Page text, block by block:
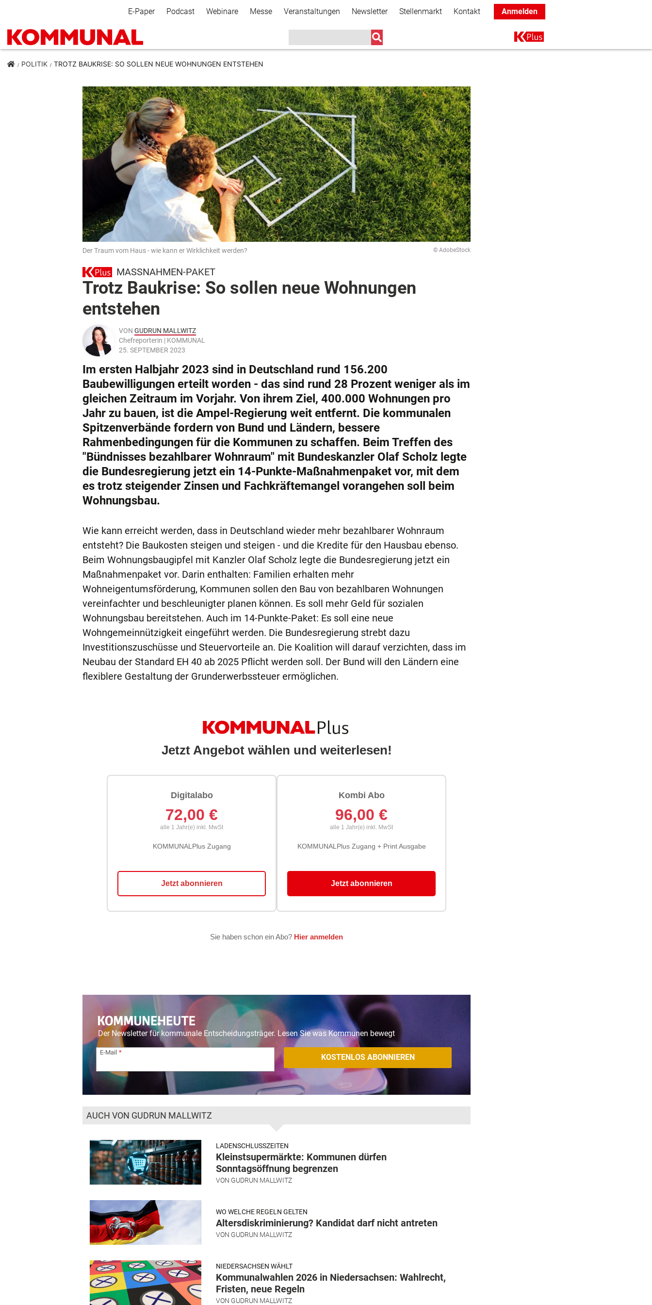
zum
Inhalt
Secondary Navigation
E-Paper Podcast Webinare Messe Veranstaltungen Newsletter Stellenmarkt Kontakt Anmelden
Main navigation
K+
POLITIK TROTZ BAUKRISE: SO SOLLEN NEUE WOHNUNGEN ENTSTEHEN
Der Traum vom Haus - wie kann er Wirklichkeit werden? © AdobeStock
MASSNAHMEN-PAKET
Trotz Baukrise: So sollen neue Wohnungen
entstehen
VON GUDRUN MALLWITZ
Chefreporterin | KOMMUNAL
25. SEPTEMBER 2023
Im ersten Halbjahr 2023 sind in Deutschland rund 156.200
Baubewilligungen erteilt worden - das sind rund 28 Prozent weniger als im
gleichen Zeitraum im Vorjahr. Von ihrem Ziel, 400.000 Wohnungen pro
Jahr zu bauen, ist die Ampel-Regierung weit entfernt. Die kommunalen
Spitzenverbände fordern von Bund und Ländern, bessere
Rahmenbedingungen für die Kommunen zu schaffen. Beim Treffen des
"Bündnisses bezahlbarer Wohnraum" mit Bundeskanzler Olaf Scholz legte
die Bundesregierung jetzt ein 14-Punkte-Maßnahmenpaket vor, mit dem
es trotz steigender Zinsen und Fachkräftemangel vorangehen soll beim
Wohnungsbau.
Wie kann erreicht werden, dass in Deutschland wieder mehr bezahlbarer Wohnraum
entsteht? Die Baukosten steigen und steigen - und die Kredite für den Hausbau ebenso.
Beim Wohnungsbaugipfel mit Kanzler Olaf Scholz legte die Bundesregierung jetzt ein
Maßnahmenpaket vor. Darin enthalten: Familien erhalten mehr
Wohneigentumsförderung, Kommunen sollen den Bau von bezahlbaren Wohnungen
vereinfachter und beschleunigter planen können. Es soll mehr Geld für sozialen
Wohnungsbau bereitstehen. Auch im 14-Punkte-Paket: Es soll eine neue
Wohngemeinnützigkeit eingeführt werden. Die Bundesregierung strebt dazu
Investitionszuschüsse und Steuervorteile an. Die Koalition will darauf verzichten, dass im
Neubau der Standard EH 40 ab 2025 Pflicht werden soll. Der Bund will den Ländern eine
flexiblere Gestaltung der Grunderwerbssteuer ermöglichen.
Der Newsletter für kommunale Entscheidungsträger. Lesen Sie was Kommunen bewegt
E-Mail
AUCH VON GUDRUN MALLWITZ
LADENSCHLUSSZEITEN
Kleinstsupermärkte: Kommunen dürfen
Sonntagsöffnung begrenzen
VON GUDRUN MALLWITZ
WO WELCHE REGELN GELTEN
Altersdiskriminierung? Kandidat darf nicht antreten
VON GUDRUN MALLWITZ
NIEDERSACHSEN WÄHLT
Kommunalwahlen 2026 in Niedersachsen: Wahlrecht,
Fristen, neue Regeln
VON GUDRUN MALLWITZ